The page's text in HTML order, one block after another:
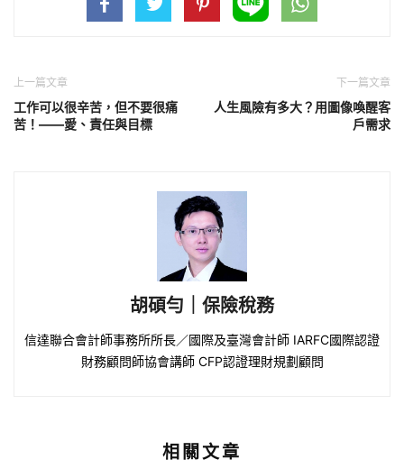
上一篇文章
工作可以很辛苦，但不要很痛
苦！——愛、責任與目標
下一篇文章
人生風險有多大？用圖像喚醒客
戶需求
胡碩勻｜保險稅務
信達聯合會計師事務所所長／國際及臺灣會計師 IARFC國際認證
財務顧問師協會講師 CFP認證理財規劃顧問
相關文章